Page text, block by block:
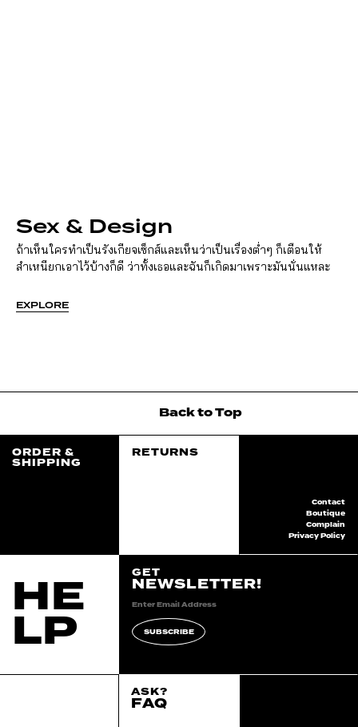
Sex & Design
ถ้าเห็นใครทำเป็นรังเกียจเซ็กส์และเห็นว่าเป็นเรื่องต่ำๆ ก็เตือนให้
สำเหนียกเอาไว้บ้างก็ดี ว่าทั้งเธอและฉันก็เกิดมาเพราะมันนั่นแหละ
EXPLORE
ORDER &
SHIPPING
HE
LP
BacktoTop
RETURNS
GET
NEWSLETTER!
SUBSCRIBE
Contact
Boutique
Complain
Privacy Policy
ASK?
FAQ